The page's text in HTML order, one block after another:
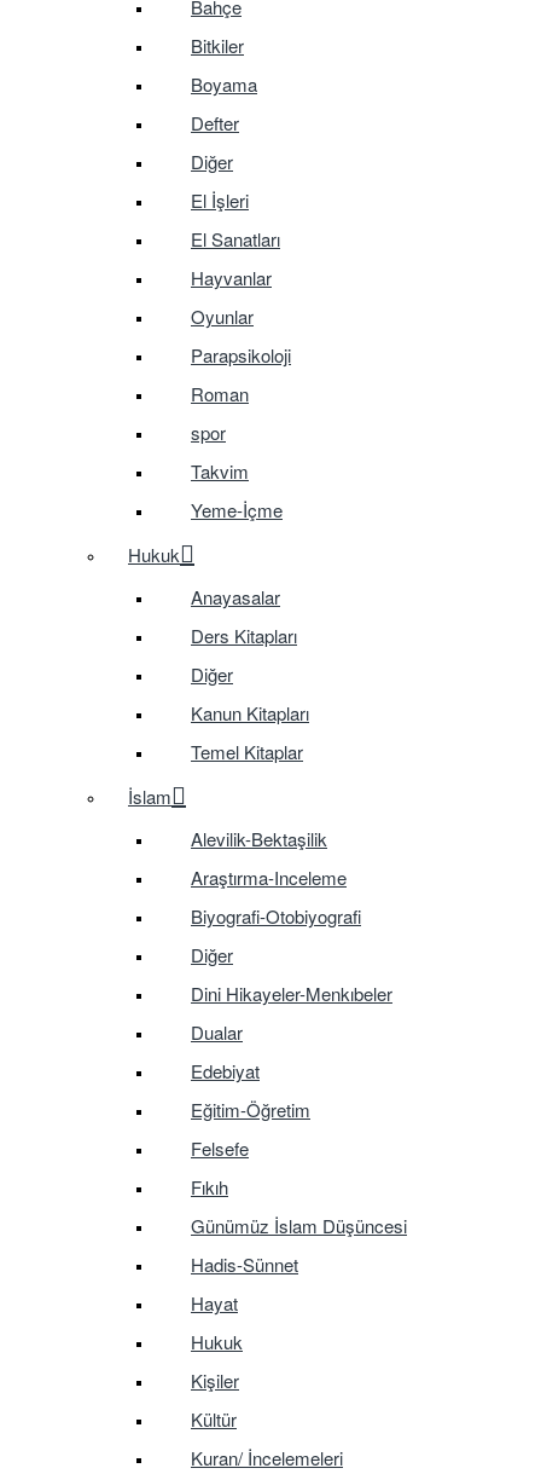
Bahçe
Bitkiler
Boyama
Defter
Diğer
El İşleri
El Sanatları
Hayvanlar
Oyunlar
Parapsikoloji
Roman
spor
Takvim
Yeme-İçme
Hukuk
Anayasalar
Ders Kitapları
Diğer
Kanun Kitapları
Temel Kitaplar
İslam
Alevilik-Bektaşilik
Araştırma-Inceleme
Biyografi-Otobiyografi
Diğer
Dini Hikayeler-Menkıbeler
Dualar
Edebiyat
Eğitim-Öğretim
Felsefe
Fıkıh
Günümüz İslam Düşüncesi
Hadis-Sünnet
Hayat
Hukuk
Kişiler
Kültür
Kuran/ İncelemeleri